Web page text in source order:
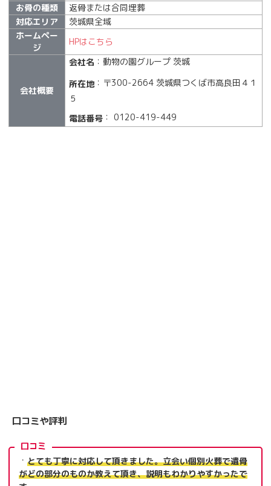
お骨の種類
返骨または合同埋葬
対応エリア
茨城県全域
ホームペー
ジ
HPはこちら
会社概要
会社名 ：動物の園グループ 茨城
所在地：〒300-2664 茨城県つくば市高良田４１
５
電話番号： 0120-419-449
口コミや評判
口コミ
・ とても丁寧に対応して頂きました。立会い個別火葬で遺骨
がどの部分のものか教えて頂き、説明もわかりやすかったで